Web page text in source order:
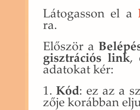
Lá­to­gas­son el a
ra.
Elő­ször a
giszt­rá­ci­ós link,
ada­to­kat kér:
1.Kód: ez az a
ző­je ko­ráb­ban